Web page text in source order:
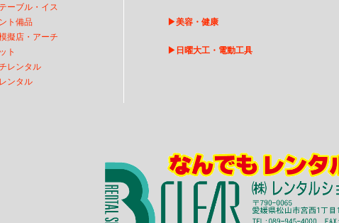
ーブル・イス
ト備品
擬店・アーチ
ト
レンタ ル
ンタル
▶美容・健康
▶ 日曜大工・電動工具